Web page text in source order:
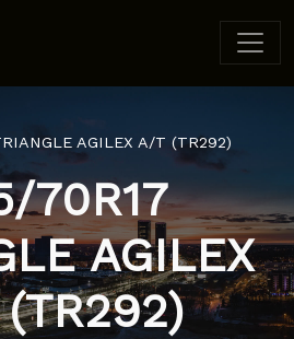
AGILEX A/T (TR292)
70R17
AGILEX